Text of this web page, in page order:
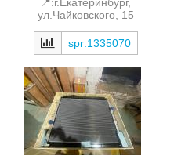
📍:г.Екатеринбург,
ул.Чайковского, 15
spr:1335070